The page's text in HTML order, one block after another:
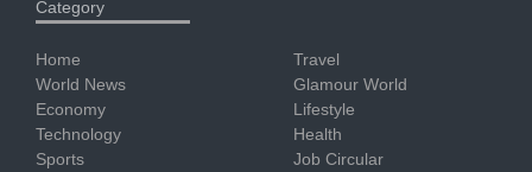
Category
Home
World News
Economy
Technology
Sports
Travel
Glamour World
Lifestyle
Health
Job Circular